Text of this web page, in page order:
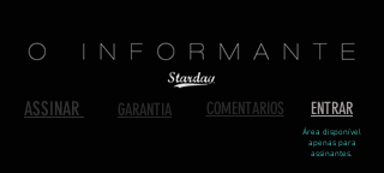
ASSINAR GARANTIA COMENTARIOS ENTRAR
Área disponível
apenas para
assinantes.